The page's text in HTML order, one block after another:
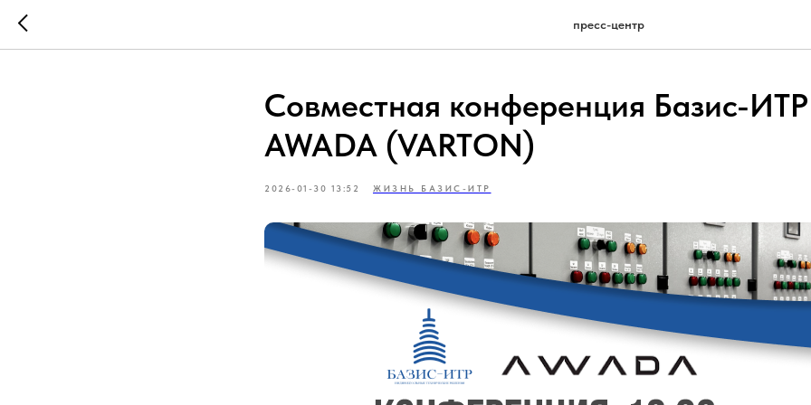
пресс-центр
Совместная конференция Базис-
AWADA (VARTON)
2026-01-30 13:52 ЖИЗНЬ БАЗИС-ИТР